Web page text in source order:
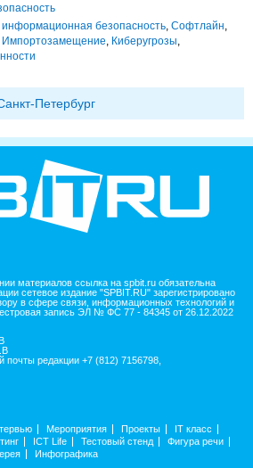
информационная безопасность, Софтлайн,
Импорто­замещение, Киберугрозы,
Петербург
материалов ссылка на spbit.ru обязательна
сетевое издание "SPBIT.RU" зарегистрировано
в сфере связи, информационных технологий и
запись ЭЛ № ФС 77 - 84345 от 26.12.2022
почты редакции +7 (812) 7156798,
Мероприятия Проекты
IT класс
ICT Life Тестовый стенд
Фигура речи
Инфографика